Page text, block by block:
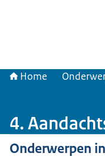
Home
4.
Onderwerpen